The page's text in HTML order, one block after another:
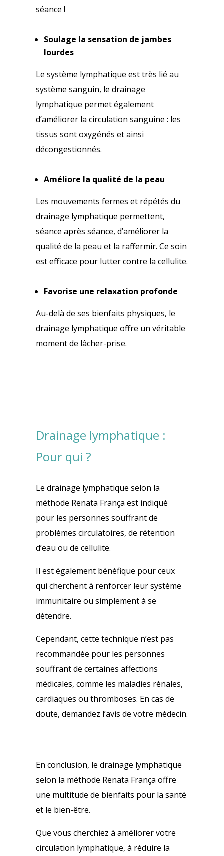
séance !
Soulage la sensation de jambes
lourdes
Le système lymphatique est très lié au
système sanguin, le drainage
lymphatique permet également
d’améliorer la circulation sanguine : les
tissus sont oxygénés et ainsi
décongestionnés.
Améliore la qualité de la peau
Les mouvements fermes et répétés du
drainage lymphatique permettent,
séance après séance, d’améliorer la
qualité de la peau et la raffermir. Ce soin
est efficace pour lutter contre la cellulite.
Favorise une relaxation profonde
Au-delà de ses bienfaits physiques, le
drainage lymphatique offre un véritable
moment de lâcher-prise.
Drainage lymphatique :
Pour qui ?
Le drainage lymphatique selon la
méthode Renata França est indiqué
pour les personnes souffrant de
problèmes circulatoires, de rétention
d’eau ou de cellulite.
Il est également bénéfique pour ceux
qui cherchent à renforcer leur système
immunitaire ou simplement à se
détendre.
Cependant, cette technique n’est pas
recommandée pour les personnes
souffrant de certaines affections
médicales, comme les maladies rénales,
cardiaques ou thromboses. En cas de
doute, demandez l’avis de votre médecin.
En conclusion, le drainage lymphatique
selon la méthode Renata França offre
une multitude de bienfaits pour la santé
et le bien-être.
Que vous cherchiez à améliorer votre
circulation lymphatique, à réduire la